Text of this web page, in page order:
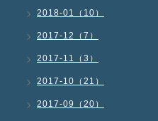
2018-01（10）
2017-12（7）
2017-11（3）
2017-10（21）
2017-09（20）